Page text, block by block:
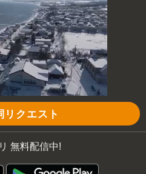
Mute
キャンセル
リクエスト
無料配信中!